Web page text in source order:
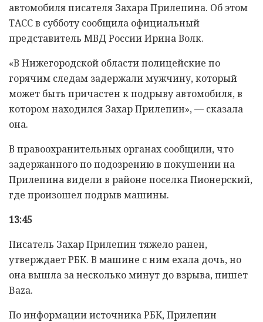
автомобиля писателя Захара Прилепина. Об этом
ТАСС в субботу сообщила официальный
представитель МВД России Ирина Волк.
«В Нижегородской области полицейские по
горячим следам задержали мужчину, который
может быть причастен к подрыву автомобиля, в
котором находился Захар Прилепин», — сказала
она.
В правоохранительных органах сообщили, что
задержанного по подозрению в покушении на
Прилепина видели в районе поселка Пионерский,
где произошел подрыв машины.
13:45
Писатель Захар Прилепин тяжело ранен,
утверждает РБК. В машине с ним ехала дочь, но
она вышла за несколько минут до взрыва, пишет
Baza.
По информации источника РБК, Прилепин